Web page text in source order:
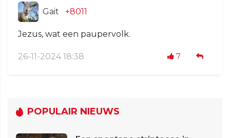
Gait +8011
Jezus, wat een paupervolk.
26-11-2024 18:38 7
POPULAIR NIEUWS